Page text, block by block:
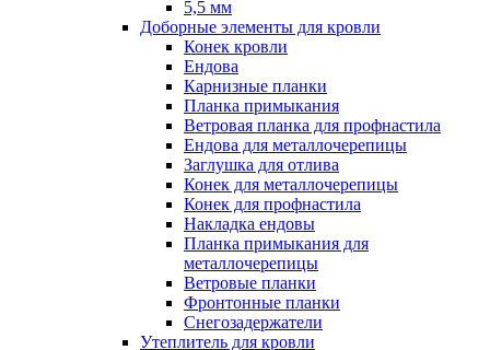
5,5 мм
Доборные элементы для кровли
Конек кровли
Ендова
Карнизные планки
Планка примыкания
Ветровая планка для профнастила
Ендова для металлочерепицы
Заглушка для отлива
Конек для металлочерепицы
Конек для профнастила
Накладка ендовы
Планка примыкания для
металлочерепицы
Ветровые планки
Фронтонные планки
Снегозадержатели
Утеплитель для кровли